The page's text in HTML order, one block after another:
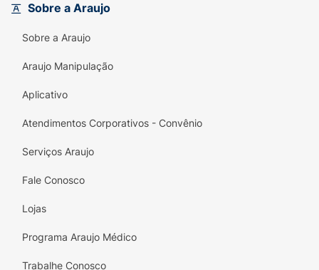
Sobre a Araujo
Sobre a Araujo
Araujo Manipulação
Aplicativo
Atendimentos Corporativos - Convênio
Serviços Araujo
Fale Conosco
Lojas
Programa Araujo Médico
Trabalhe Conosco